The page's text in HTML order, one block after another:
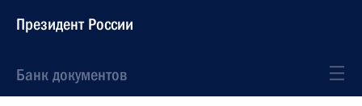
Президент России
Банк документов